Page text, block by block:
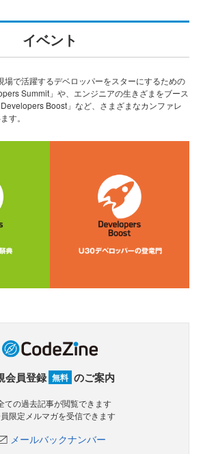
イベント
で活躍するデベロッパーをスターにするための
Summit」や、エンジニアの生きざまをブース
Boost」など、さまざまなカンファレ
す。
会員登録 無料 のご案内
ての過去記事が閲覧できます
員限定メルマガを受信できます
メールバックナンバー